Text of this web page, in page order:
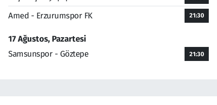
Amed - Erzurumspor FK 21:30
17 Ağustos, Pazartesi
Samsunspor - Göztepe
21:30